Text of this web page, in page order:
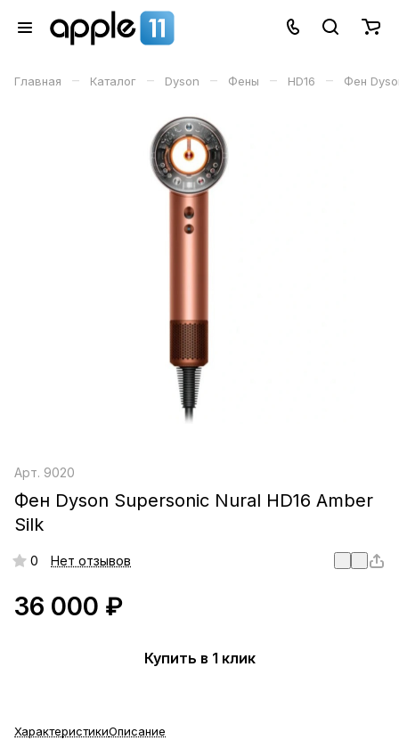
Главная – Каталог – Dyson – Фены – HD16 – Фен
Арт. 9020
Фен Dyson Supersonic Nural HD16 Amber
Silk
0 Нет отзывов
36 000 ₽
Купить в 1 клик
ХарактеристикиОписание